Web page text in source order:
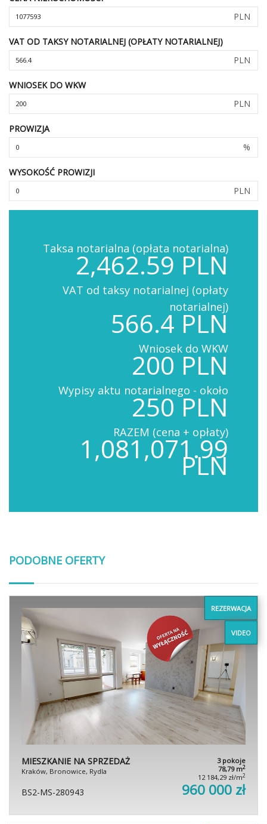
PLN
VAT OD TAKSY NOTARIALNEJ (OPŁATY NOTARIALNEJ)
PLN
WNIOSEK DO WKW
PLN
PROWIZJA
%
WYSOKOŚĆ PROWIZJI
PLN
Taksa notarialna (opłata notarialna)
2,462.59 PLN
VAT od taksy notarialnej (opłaty
notarialnej)
566.4 PLN
Wniosek do WKW
200 PLN
Wypisy aktu notarialnego - około
250 PLN
RAZEM (cena + opłaty)
1,081,071.99
PLN
PODOBNE OFERTY
REZERWACJA
VIDEO
MIESZKANIE NA SPRZEDAŻ
Kraków, Bronowice, Rydla
3 pokoje
78,79 m2
12 184,29 zł/m2
BS2-MS-280943 960 000 zł